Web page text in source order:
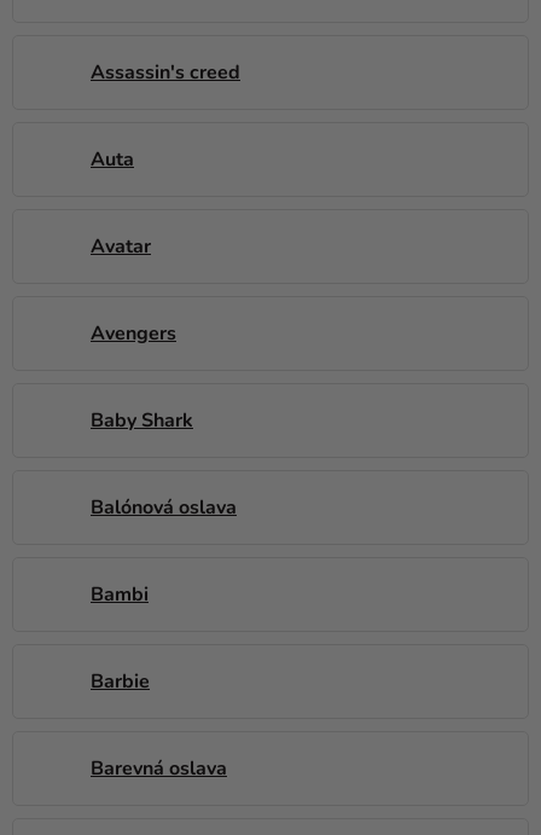
Assassin's creed
Auta
Avatar
Avengers
Baby Shark
Balónová oslava
Bambi
Barbie
Barevná oslava